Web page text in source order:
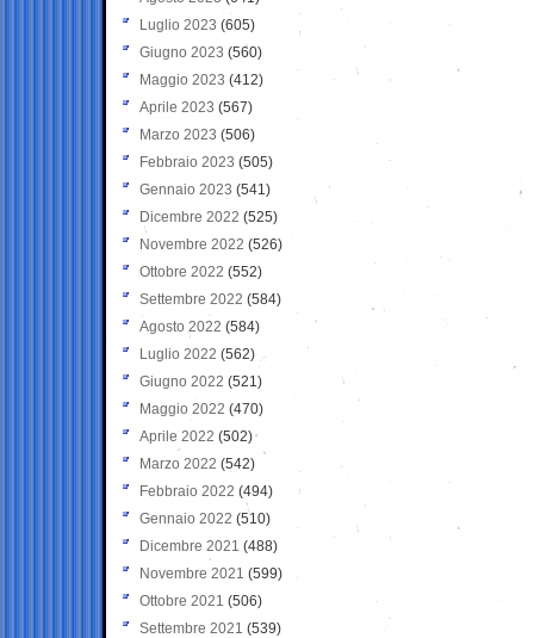
Luglio 2023 (605)
Giugno 2023 (560)
Maggio 2023 (412)
Aprile 2023 (567)
Marzo 2023 (506)
Febbraio 2023 (505)
Gennaio 2023 (541)
Dicembre 2022 (525)
Novembre 2022 (526)
Ottobre 2022 (552)
Settembre 2022 (584)
Agosto 2022 (584)
Luglio 2022 (562)
Giugno 2022 (521)
Maggio 2022 (470)
Aprile 2022 (502)
Marzo 2022 (542)
Febbraio 2022 (494)
Gennaio 2022 (510)
Dicembre 2021 (488)
Novembre 2021 (599)
Ottobre 2021 (506)
Settembre 2021 (539)